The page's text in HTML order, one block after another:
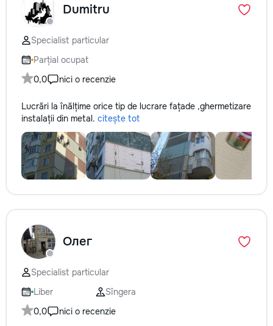
Dumitru
Specialist particular
Parțial ocupat
0,0
nici o recenzie
Lucrări la înălțime orice tip de lucrare fațade ,ghermetizare
instalații din metal. citește tot
Олег
Specialist particular
Liber
Sîngera
0,0
nici o recenzie